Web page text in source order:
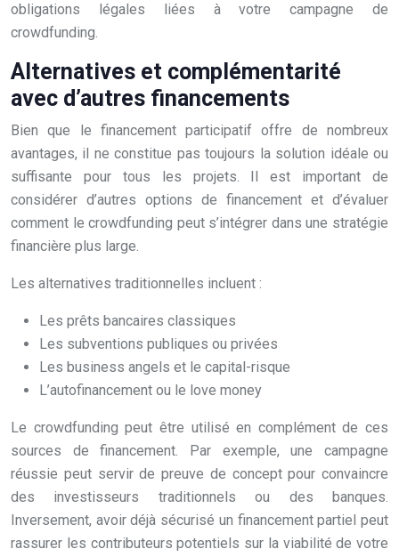
obligations légales liées à votre campagne de
crowdfunding.
Alternatives et complémentarité
avec d’autres financements
Bien que le financement participatif offre de nombreux
avantages, il ne constitue pas toujours la solution idéale ou
suffisante pour tous les projets. Il est important de
considérer d’autres options de financement et d’évaluer
comment le crowdfunding peut s’intégrer dans une stratégie
financière plus large.
Les alternatives traditionnelles incluent :
Les prêts bancaires classiques
Les subventions publiques ou privées
Les business angels et le capital-risque
L’autofinancement ou le love money
Le crowdfunding peut être utilisé en complément de ces
sources de financement. Par exemple, une campagne
réussie peut servir de preuve de concept pour convaincre
des investisseurs traditionnels ou des banques.
Inversement, avoir déjà sécurisé un financement partiel peut
rassurer les contributeurs potentiels sur la viabilité de votre